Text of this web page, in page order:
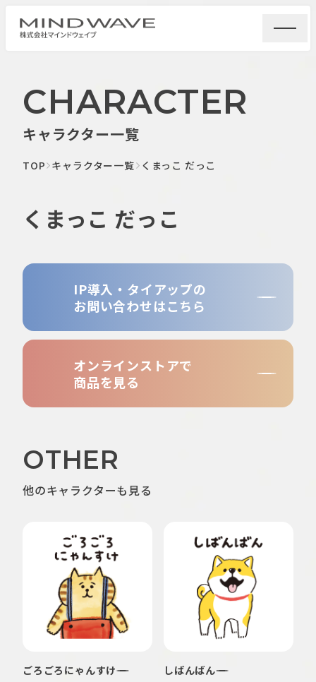
CHARACTER
キャラクター一覧
TOP キャラクター一覧 くまっこ だっこ
くまっこ だっこ
IP導入・タイアップの
お問い合わせはこちら
オンラインストアで
商品を見る
OTHER
他のキャラクターも見る
ごろごろにゃんすけ しばんばん